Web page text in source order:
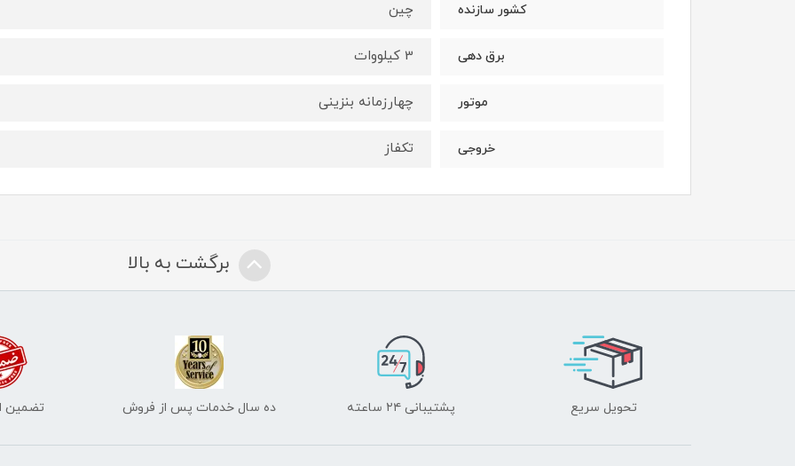
کشور سازنده چین
برق دهی 3 کیلووات
موتور چهارزمانه بنزینی
خروجی تکفاز
برگشت به بالا
تحویل سریع پشتیبانی ۲۴ ساعته ده سال خدمات پس از فروش تضمین